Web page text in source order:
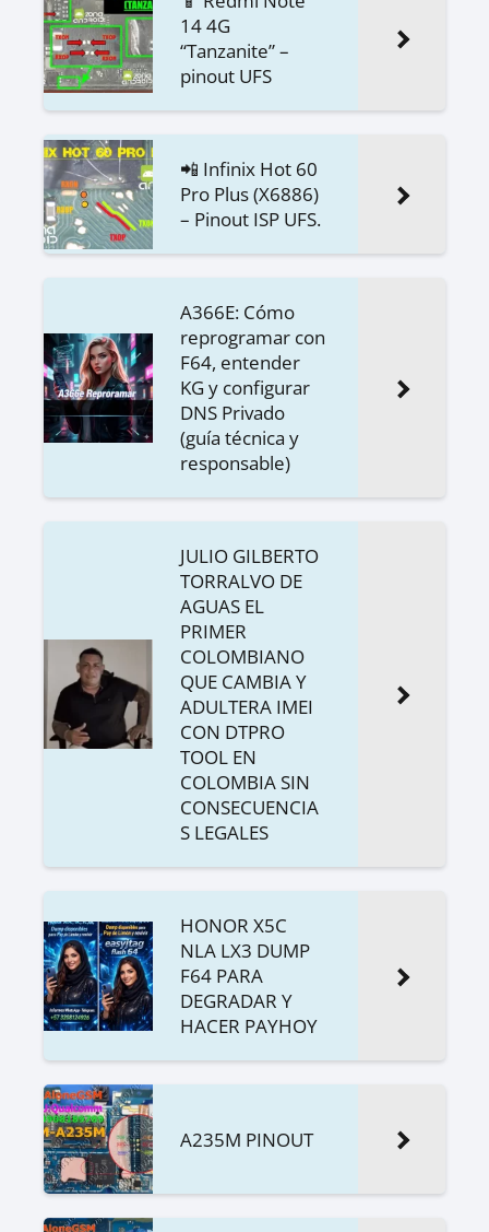
14 4G
“Tanzanite” –
pinout UFS
📲 Infinix Hot 60
Pro Plus (X6886)
– Pinout ISP UFS.
A366E: Cómo
reprogramar con
F64, entender
KG y configurar
DNS Privado
(guía técnica y
responsable)
JULIO GILBERTO
TORRALVO DE
AGUAS EL
PRIMER
COLOMBIANO
QUE CAMBIA Y
ADULTERA IMEI
CON DTPRO
TOOL EN
COLOMBIA SIN
CONSECUENCIA
S LEGALES
HONOR X5C
NLA LX3 DUMP
F64 PARA
DEGRADAR Y
HACER PAYHOY
A235M PINOUT